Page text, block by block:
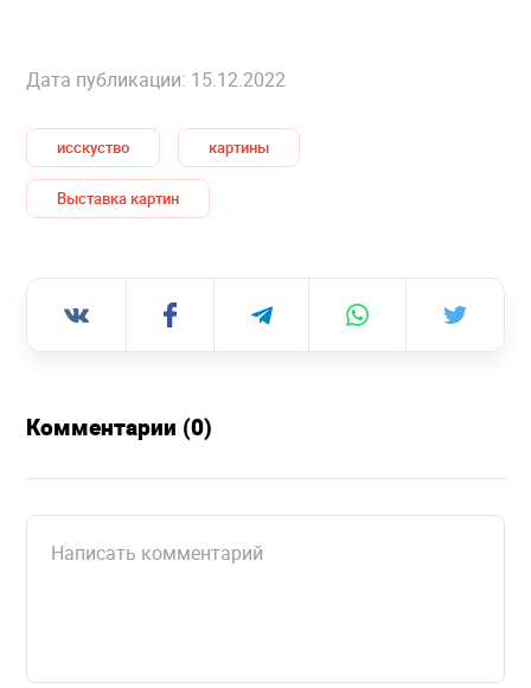
Дата публикации: 15.12.2022
исскуство картины
Выставка картин
Комментарии (0)